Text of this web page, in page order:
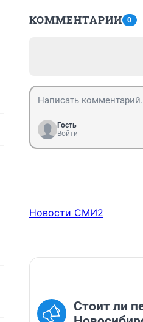
КОММЕНТАРИИ 0
Гость
Войти
Новости СМИ2
Стоит ли